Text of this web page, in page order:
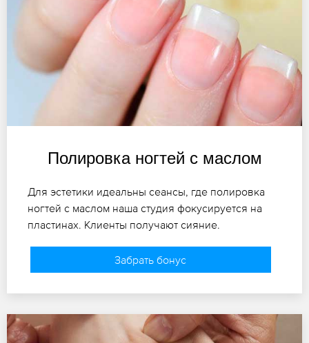
Полировка ногтей с маслом
Для эстетики идеальны сеансы, где полировка
ногтей с маслом наша студия фокусируется на
пластинах. Клиенты получают сияние.
Забрать бонус